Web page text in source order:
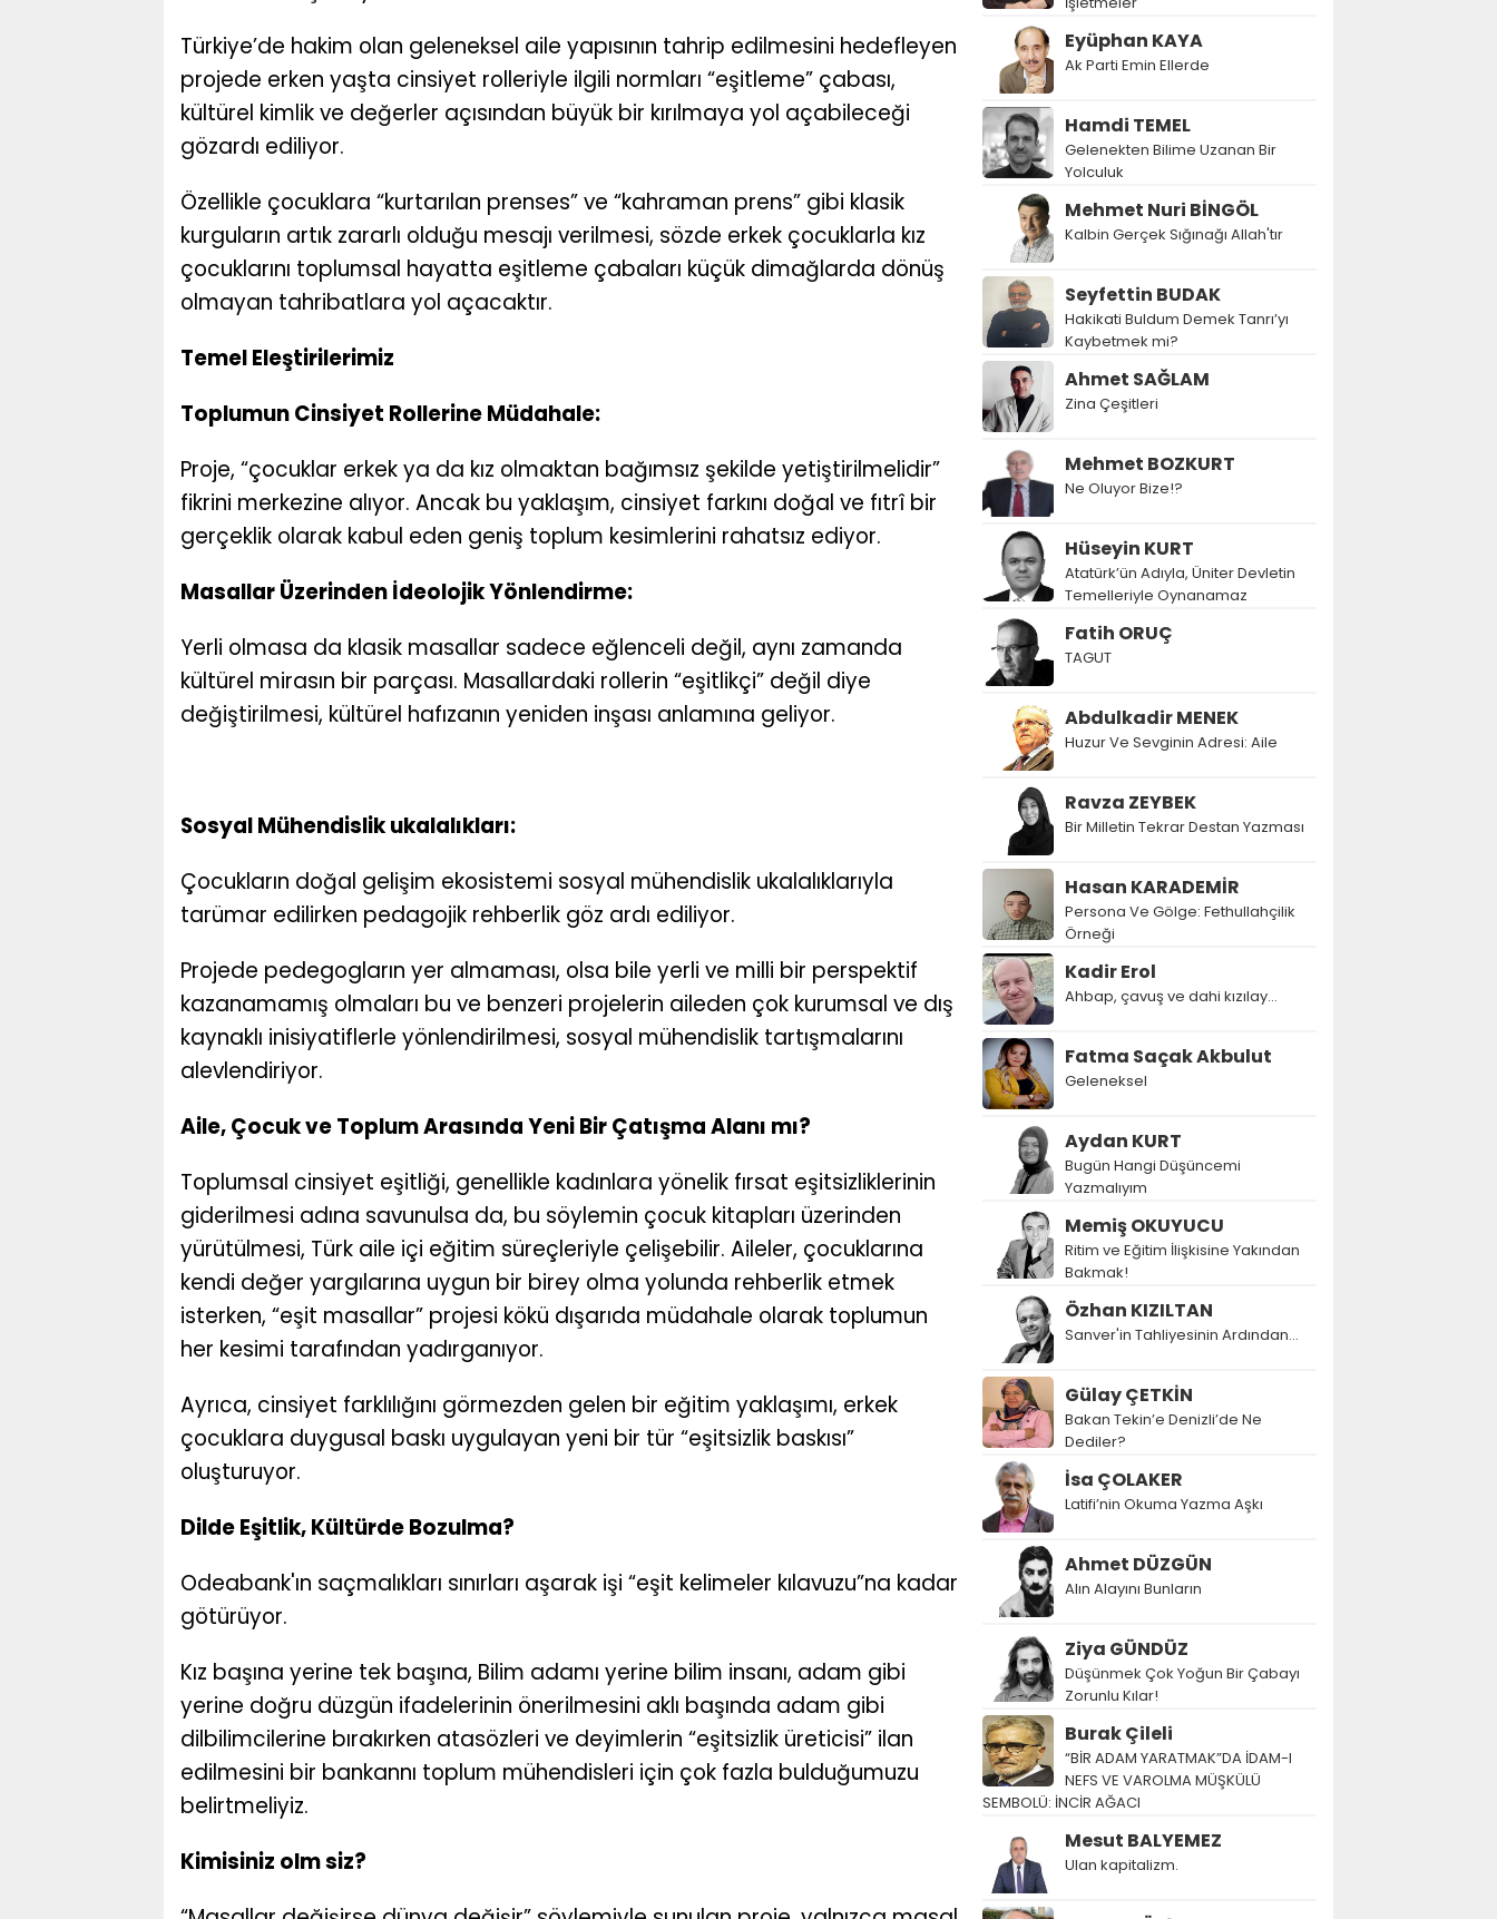
Türkiye’de hakim olan geleneksel aile yapısının tahrip edilmesini hedefleyen
projede erken yaşta cinsiyet rolleriyle ilgili normları “eşitleme” çabası,
kültürel kimlik ve değerler açısından büyük bir kırılmaya yol açabileceği
gözardı ediliyor.
Özellikle çocuklara “kurtarılan prenses” ve “kahraman prens” gibi klasik
kurguların artık zararlı olduğu mesajı verilmesi, sözde erkek çocuklarla kız
çocuklarını toplumsal hayatta eşitleme çabaları küçük dimağlarda dönüş
olmayan tahribatlara yol açacaktır.
Temel Eleştirilerimiz
Toplumun Cinsiyet Rollerine Müdahale:
Proje, “çocuklar erkek ya da kız olmaktan bağımsız şekilde yetiştirilmelidir”
fikrini merkezine alıyor. Ancak bu yaklaşım, cinsiyet farkını doğal ve fıtrî bir
gerçeklik olarak kabul eden geniş toplum kesimlerini rahatsız ediyor.
Masallar Üzerinden İdeolojik Yönlendirme:
Yerli olmasa da klasik masallar sadece eğlenceli değil, aynı zamanda
kültürel mirasın bir parçası. Masallardaki rollerin “eşitlikçi” değil diye
değiştirilmesi, kültürel hafızanın yeniden inşası anlamına geliyor.
Sosyal Mühendislik ukalalıkları:
Çocukların doğal gelişim ekosistemi sosyal mühendislik ukalalıklarıyla
tarümar edilirken pedagojik rehberlik göz ardı ediliyor.
Projede pedegogların yer almaması, olsa bile yerli ve milli bir perspektif
kazanamamış olmaları bu ve benzeri projelerin aileden çok kurumsal ve dış
kaynaklı inisiyatiflerle yönlendirilmesi, sosyal mühendislik tartışmalarını
alevlendiriyor.
Aile, Çocuk ve Toplum Arasında Yeni Bir Çatışma Alanı mı?
Toplumsal cinsiyet eşitliği, genellikle kadınlara yönelik fırsat eşitsizliklerinin
giderilmesi adına savunulsa da, bu söylemin çocuk kitapları üzerinden
yürütülmesi, Türk aile içi eğitim süreçleriyle çelişebilir. Aileler, çocuklarına
kendi değer yargılarına uygun bir birey olma yolunda rehberlik etmek
isterken, “eşit masallar” projesi kökü dışarıda müdahale olarak toplumun
her kesimi tarafından yadırganıyor.
Ayrıca, cinsiyet farklılığını görmezden gelen bir eğitim yaklaşımı, erkek
çocuklara duygusal baskı uygulayan yeni bir tür “eşitsizlik baskısı”
oluşturuyor.
Dilde Eşitlik, Kültürde Bozulma?
Odeabank'ın saçmalıkları sınırları aşarak işi “eşit kelimeler kılavuzu”na kadar
götürüyor.
Kız başına yerine tek başına, Bilim adamı yerine bilim insanı, adam gibi
yerine doğru düzgün ifadelerinin önerilmesini aklı başında adam gibi
dilbilimcilerine bırakırken atasözleri ve deyimlerin “eşitsizlik üreticisi” ilan
edilmesini bir bankannı toplum mühendisleri için çok fazla bulduğumuzu
belirtmeliyiz.
Kimisiniz olm siz?
Eyüphan KAYA
Ak Parti Emin Ellerde
Hamdi TEMEL
Gelenekten Bilime Uzanan Bir
Yolculuk
Mehmet Nuri BİNGÖL
Kalbin Gerçek Sığınağı Allah'tır
Seyfettin BUDAK
Hakikati Buldum Demek Tanrı’yı
Kaybetmek mi?
Ahmet SAĞLAM
Zina Çeşitleri
Mehmet BOZKURT
Ne Oluyor Bize!?
Hüseyin KURT
Atatürk’ün Adıyla, Üniter Devletin
Temelleriyle Oynanamaz
Fatih ORUÇ
TAGUT
Abdulkadir MENEK
Huzur Ve Sevginin Adresi: Aile
Ravza ZEYBEK
Bir Milletin Tekrar Destan Yazması
Hasan KARADEMİR
Persona Ve Gölge: Fethullahçilik
Örneği
Kadir Erol
Ahbap, çavuş ve dahi kızılay...
Fatma Saçak Akbulut
Geleneksel
Aydan KURT
Bugün Hangi Düşüncemi
Yazmalıyım
Memiş OKUYUCU
Ritim ve Eğitim İlişkisine Yakından
Bakmak!
Özhan KIZILTAN
Sanver'in Tahliyesinin Ardından…
Gülay ÇETKİN
Bakan Tekin’e Denizli’de Ne
Dediler?
İsa ÇOLAKER
Latifi’nin Okuma Yazma Aşkı
Ahmet DÜZGÜN
Alın Alayını Bunların
Ziya GÜNDÜZ
Düşünmek Çok Yoğun Bir Çabayı
Zorunlu Kılar!
Burak Çileli
“BİR ADAM YARATMAK”DA İDAM-I
NEFS VE VAROLMA MÜŞKÜLÜ
SEMBOLÜ: İNCİR AĞACI
Mesut BALYEMEZ
Ulan kapitalizm.